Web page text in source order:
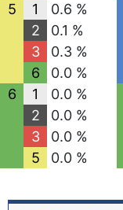
5
1
0.6 %
2
0.1 %
3
0.3 %
6
0.0 %
6
1
0.0 %
2
0.0 %
3
0.0 %
5
0.0 %